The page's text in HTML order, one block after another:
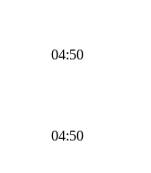
04:50
04:50